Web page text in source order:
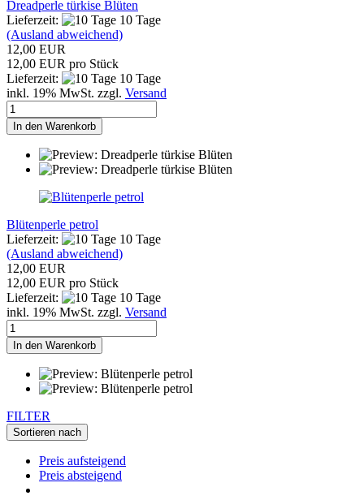
Dreadperle türkise Blüten
Lieferzeit:
10 Tage
(Ausland abweichend)
12,00 EUR
12,00 EUR pro Stück
Lieferzeit:
10 Tage
inkl. 19% MwSt. zzgl. Versand
In den Warenkorb
Blütenperle petrol
Lieferzeit:
10 Tage
(Ausland abweichend)
12,00 EUR
12,00 EUR pro Stück
Lieferzeit:
10 Tage
inkl. 19% MwSt. zzgl. Versand
In den Warenkorb
FILTER
Sortieren nach
Preis aufsteigend
Preis absteigend